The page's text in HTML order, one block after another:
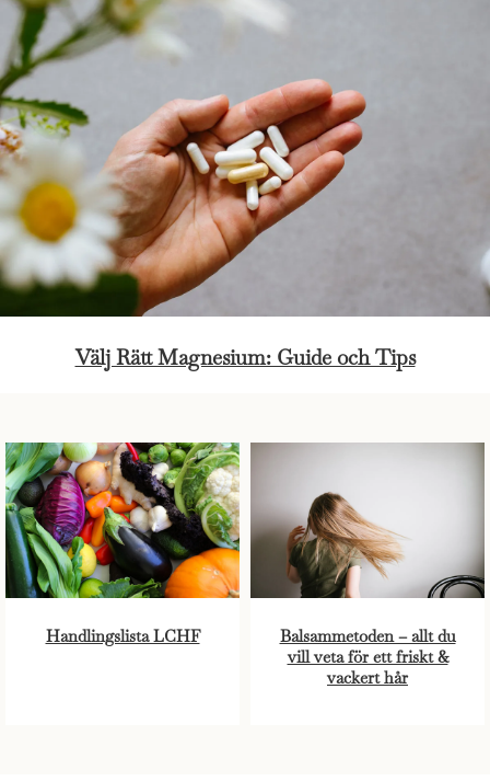
Välj Rätt Magnesium: Guide och Tips
Handlingslista LCHF
Balsammetoden – allt du
vill veta för ett friskt &
vackert hår